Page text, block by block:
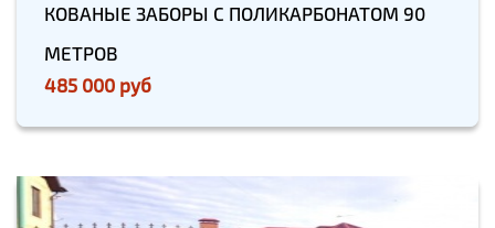
КОВАНЫЕ ЗАБОРЫ С ПОЛИКАРБОНАТОМ 90
МЕТРОВ
485 000 руб